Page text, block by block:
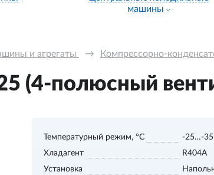
машины
и агрегаты → Компрессорно-
(4-полюсный
Температурный режим, °С
-25…-35
Хладагент
R404A
Установка